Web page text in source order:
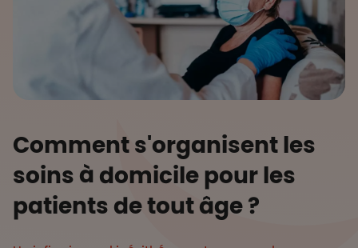
Comment s'organisent les
soins à domicile pour les
patients de tout âge ?